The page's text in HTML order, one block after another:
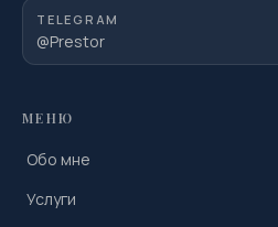
TELEGRAM
@Prestor
МЕНЮ
Обо мне
Услуги